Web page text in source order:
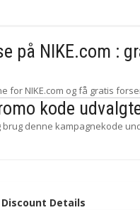
på NIKE.com :
for NIKE.com og få gratis
kode
brug denne kampagnekode
Discount Details